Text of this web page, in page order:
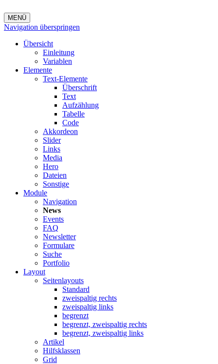
MENÜ
Navigation überspringen
Übersicht
Einleitung
Variablen
Elemente
Text-Elemente
Überschrift
Text
Aufzählung
Tabelle
Code
Akkordeon
Slider
Links
Media
Hero
Dateien
Sonstige
Module
Navigation
News
Events
FAQ
Newsletter
Formulare
Suche
Portfolio
Layout
Seitenlayouts
Standard
zweispaltig rechts
zweispaltig links
begrenzt
begrenzt, zweispaltig rechts
begrenzt, zweispaltig links
Artikel
Hilfsklassen
Grid